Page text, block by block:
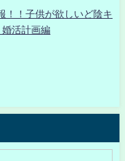
！！子供が欲しいど陰キ
活計画編